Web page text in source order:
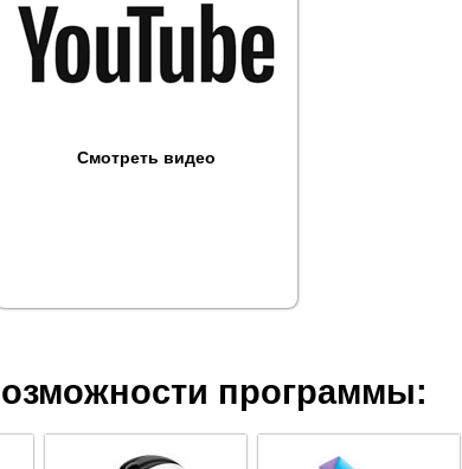
Смотреть видео
программы: